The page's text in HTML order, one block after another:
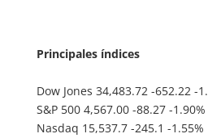
Principales índices
Dow Jones 34,483.72 -652.22 -
S&P 500 4,567.00 -88.27 -1.90%
Nasdaq 15,537.7 -245.1 -1.55%